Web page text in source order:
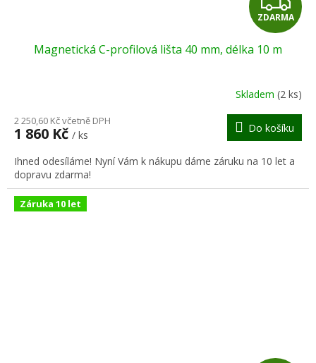
D
R
M
A
ZDARMA
Magnetická C-profilová lišta 40 mm, délka 10 m
Skladem (2 ks)
2 250,60 Kč včetně DPH
1 860 Kč / ks
Do košíku
Ihned odesíláme! Nyní Vám k nákupu dáme záruku na 10 let a
dopravu zdarma!
Záruka 10 let